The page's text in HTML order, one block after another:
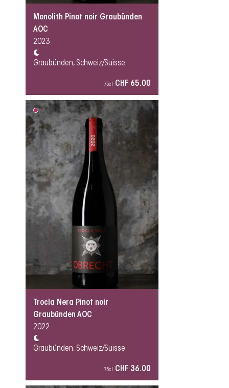
Monolith Pinot noir Graubünden
AOC
2023
Graubünden, Schweiz/Suisse
75cl CHF 65.00
Trocla Nera Pinot noir
Graubünden AOC
2022
Graubünden, Schweiz/Suisse
75cl CHF 36.00